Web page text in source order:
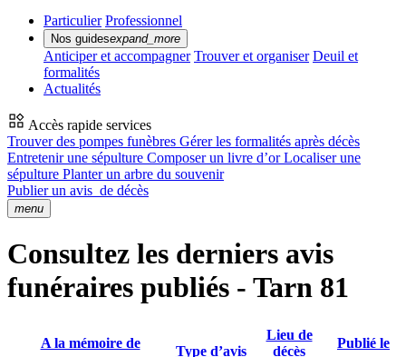
Particulier Professionnel
Nos guidesexpand_more
Anticiper et accompagner Trouver et organiser Deuil et
formalités
Actualités
Accès rapide services
Trouver des pompes funèbres Gérer les formalités après décès
Entretenir une sépulture Composer un livre d’orLocaliser une
sépulture Planter un arbre du souvenir
Publier un avis de décès
menu
Consultez les derniers avis
funéraires publiés - Tarn 81
A la mémoire de
Type d’avis
Lieu de
décès
Publié le